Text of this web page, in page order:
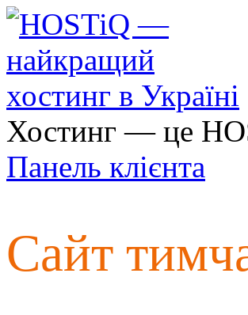
Хостинг — це
Панель клієнта
Сайт